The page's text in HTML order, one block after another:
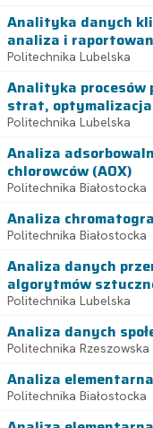
Analityka danych
analiza i
Politechnika Lubelska
Analityka procesów
strat,
Politechnika Lubelska
Analiza
chlorowców (AOX)
Politechnika Białostocka
Analiza
Politechnika Białostocka
Analiza danych
algorytmów
Politechnika Lubelska
Analiza danych
Politechnika Rzeszowska
Analiza elementarna
Politechnika Białostocka